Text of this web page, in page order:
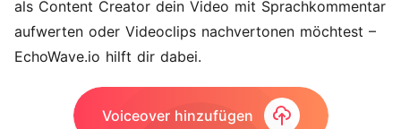
als Content Creator dein Video mit Sprachkommentar
aufwerten oder Videoclips nachvertonen möchtest –
EchoWave.io hilft dir dabei.
Voiceover hinzufügen